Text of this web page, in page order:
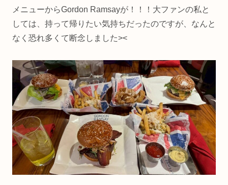
メニューからGordon Ramsayが！！！大ファンの私と
しては、持って帰りたい気持ちだったのですが、なんと
なく恐れ多くて断念しました><